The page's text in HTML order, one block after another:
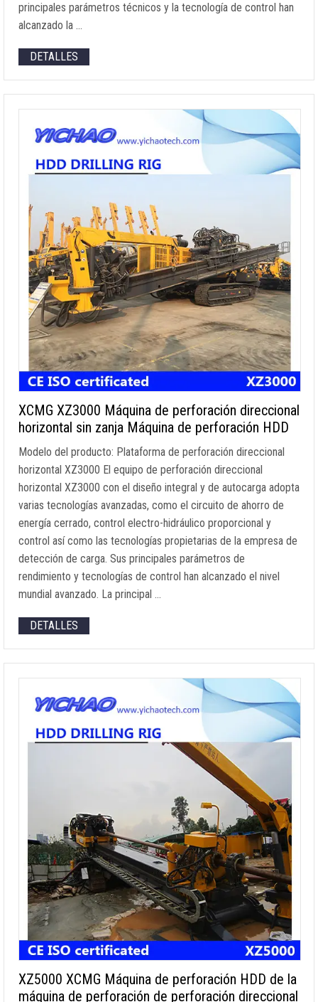
principales parámetros técnicos y la tecnología de control han
alcanzado la …
DETALLES
XCMG XZ3000 Máquina de perforación direccional
horizontal sin zanja Máquina de perforación HDD
Modelo del producto: Plataforma de perforación direccional
horizontal XZ3000 El equipo de perforación direccional
horizontal XZ3000 con el diseño integral y de autocarga adopta
varias tecnologías avanzadas, como el circuito de ahorro de
energía cerrado, control electro-hidráulico proporcional y
control así como las tecnologías propietarias de la empresa de
detección de carga. Sus principales parámetros de
rendimiento y tecnologías de control han alcanzado el nivel
mundial avanzado. La principal …
DETALLES
XZ5000 XCMG Máquina de perforación HDD de la
máquina de perforación de perforación direccional